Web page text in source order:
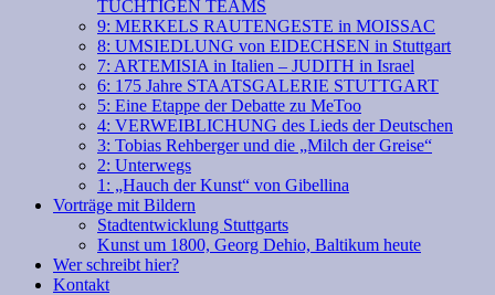
TÜCHTIGEN TEAMS
9: MERKELS RAUTENGESTE in MOISSAC
8: UMSIEDLUNG von EIDECHSEN in Stuttgart
7: ARTEMISIA in Italien – JUDITH in Israel
6: 175 Jahre STAATSGALERIE STUTTGART
5: Eine Etappe der Debatte zu MeToo
4: VERWEIBLICHUNG des Lieds der Deutschen
3: Tobias Rehberger und die „Milch der Greise“
2: Unterwegs
1: „Hauch der Kunst“ von Gibellina
Vorträge mit Bildern
Stadtentwicklung Stuttgarts
Kunst um 1800, Georg Dehio, Baltikum heute
Wer schreibt hier?
Kontakt